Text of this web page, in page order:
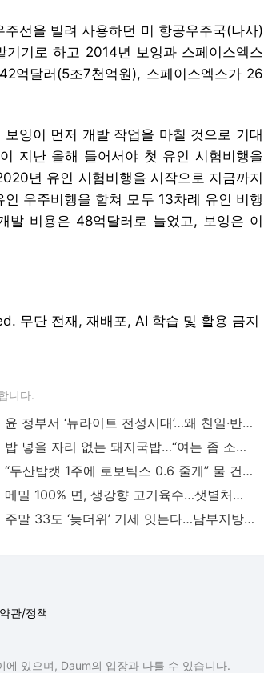
선을 빌려 사용하던 미 항공우주국(나사)
기로 하고 2014년 보잉과 스페이스엑스
억달러(5조7천억원), 스페이스엑스가 26
잉이 먼저 개발 작업을 마칠 것으로 기대
지난 올해 들어서야 첫 유인 시험비행을
년 유인 시험비행을 시작으로 지금까지
우주비행을 합쳐 모두 13차례 유인 비행
발 비용은 48억달러로 늘었고, 보잉은 이
무단 전재, 재배포, AI 학습 및 활용 금지
니다.
윤 정부서 ‘뉴라이트 전성시대’…왜 친일·반공·독재를 미화하려 들까
밥 넣을 자리 없는 돼지국밥…“여는 좀 소문나도 된다”
“두산밥캣 1주에 로보틱스 0.6 줄게” 물 건너갔지만…
메밀 100% 면, 생강향 고기육수…샛별처럼 등장한 ‘평냉’ 그 맛집
주말 33도 ‘늦더위’ 기세 잇는다…남부지방 중심 소나기 때때로
관/정책
있으며, Daum의 입장과 다를 수 있습니다.